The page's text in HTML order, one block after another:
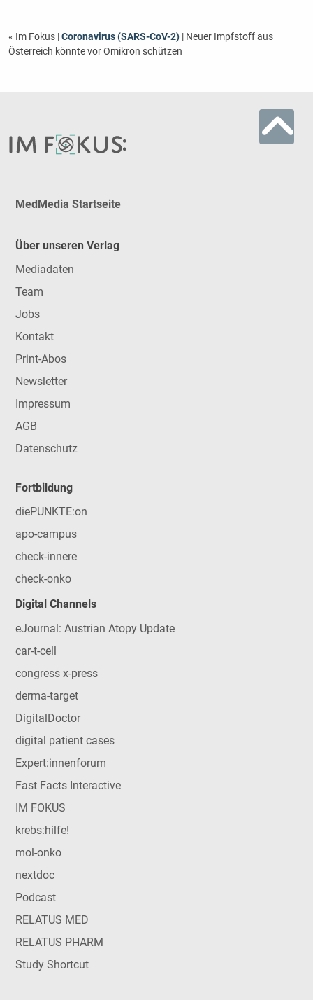
« Im Fokus |Coronavirus (SARS-CoV-2)| Neuer Impfstoff aus
Österreich könnte vor Omikron schützen
MedMedia Startseite
Über unseren Verlag
Mediadaten
Team
Jobs
Kontakt
Print-Abos
Newsletter
Impressum
AGB
Datenschutz
Fortbildung
diePUNKTE:on
apo-campus
check-innere
check-onko
Digital Channels
eJournal: Austrian Atopy Update
car-t-cell
congress x-press
derma-target
DigitalDoctor
digital patient cases
Expert:innenforum
Fast Facts Interactive
IM FOKUS
krebs:hilfe!
mol-onko
nextdoc
Podcast
RELATUS MED
RELATUS PHARM
Study Shortcut